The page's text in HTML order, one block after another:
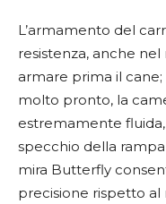
L’armamento del
resistenza, anche
armare prima il
molto pronto, la
estremamente
specchio della
mira Butterfly
precisione rispetto